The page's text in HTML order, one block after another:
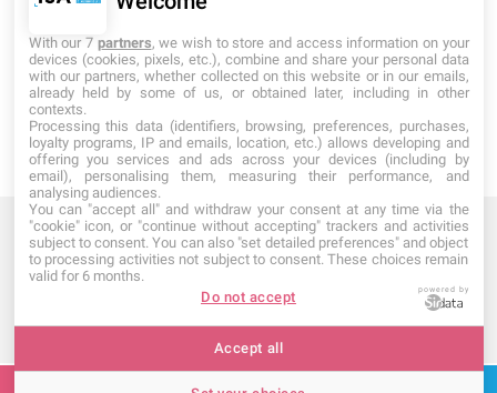
Le suédage, c'est le fait de recréer certaines scènes
de film, ici de bandes annonces, avec des moyens
rudimentaires et avec des acteurs qui reproduisent
les scènes en prenant quelques libertés.
Établissement d'Enseignement Supérieur Privé
Dernière mise à jour : Septembre 2025
With our 7 partners, we wish to store and access information on your
devices (cookies, pixels, etc.), combine and share your personal data
with our partners, whether collected on this website or in our emails,
already held by some of us, or obtained later, including in other
contexts.
Processing this data (identifiers, browsing, preferences, purchases,
loyalty programs, IP and emails, location, etc.) allows developing and
offering you services and ads across your devices (including by
email), personalising them, measuring their performance, and
analysing audiences.
You can "accept all" and withdraw your consent at any time via the
"cookie" icon, or "continue without accepting" trackers and activities
subject to consent. You can also "set detailed preferences" and object
to processing activities not subject to consent. These choices remain
valid for 6 months.
Do not accept
powered by
Accept all